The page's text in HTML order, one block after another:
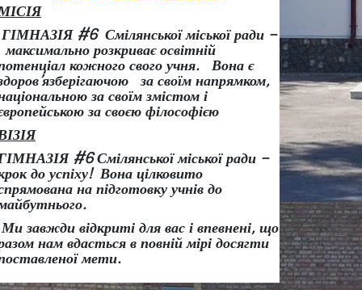
ГІМНАЗІЯ #6 Смілянської міської ради –
розкриває освітній
кожного свого учня.
Вона є
’язберігаючою за своїм напрямком,
за своїм змістом і
за своєю філософією
#6 Смілянської міської ради –
до успіху! Вона цілковито
на підготовку учнів до
Ми завжди відкриті для вас і впевнені, що
нам вдасться в повній мірі досягти
мети.